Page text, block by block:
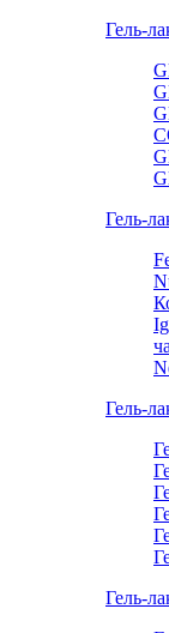
Гель-
Гель-
Гель-
Гель-